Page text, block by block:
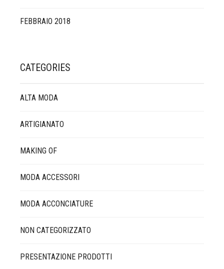
FEBBRAIO 2018
CATEGORIES
ALTA MODA
ARTIGIANATO
MAKING OF
MODA ACCESSORI
MODA ACCONCIATURE
NON CATEGORIZZATO
PRESENTAZIONE PRODOTTI